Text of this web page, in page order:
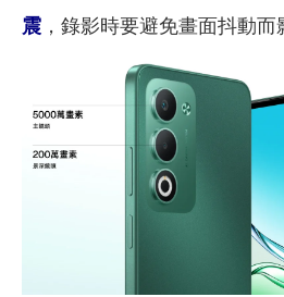
震 ，錄影時要避免畫面抖動而